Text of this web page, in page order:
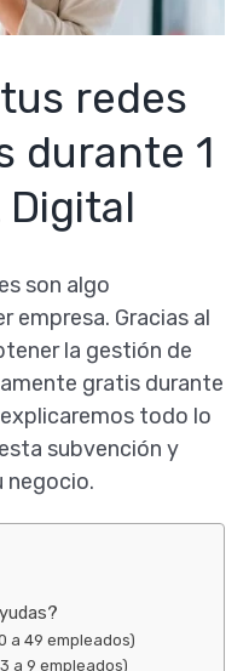
redes
durante 1
son algo
empresa. Gracias al
la gestión de
gratis durante
todo lo
subvención y
negocio.
a 49 empleados)
a 9 empleados)